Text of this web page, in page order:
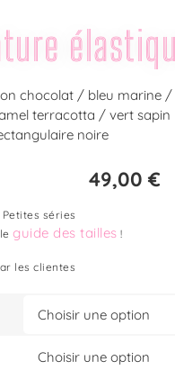
chocolat / bleu marine
terracotta / vert sapin
noire
49,00€
Petites séries
leguide des tailles !
les clientes